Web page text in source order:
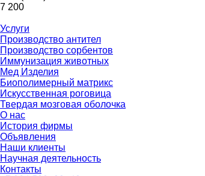
7 200
*цена
Услуги
Производство антител
Производство сорбентов
Иммунизация животных
Мед Изделия
Биополимерный матрикс
Искусственная роговица
Твердая мозговая оболочка
О нас
История фирмы
Объявления
Наши клиенты
Научная деятельность
Контакты